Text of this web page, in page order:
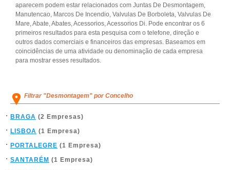
aparecem podem estar relacionados com Juntas De Desmontagem,
Manutencao, Marcos De Incendio, Valvulas De Borboleta, Valvulas De
Mare, Abate, Abates, Acessorios, Acessorios Di. Pode encontrar os 6
primeiros resultados para esta pesquisa com o telefone, direção e
outros dados comerciais e financeiros das empresas. Baseamos em
coincidências de uma atividade ou denominação de cada empresa
para mostrar esses resultados.
Filtrar "Desmontagem" por Concelho
BRAGA (2 Empresas)
LISBOA (1 Empresa)
PORTALEGRE (1 Empresa)
SANTARÉM (1 Empresa)